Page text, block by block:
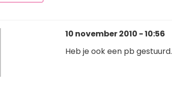
10 november 2010 - 10:56
Heb je ook een pb gestuurd.